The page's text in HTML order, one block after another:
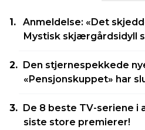
Anmeldelse: «Det
Mystisk skjærgårdsidyll
Den stjernespekkede
«Pensjonskuppet» har
De 8 beste TV-seriene i
siste store premierer!